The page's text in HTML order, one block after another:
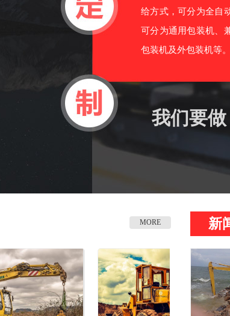
给方式，可分为全自
可分为通用包装机、
包装机及外包装机等
我们要做
MORE 新